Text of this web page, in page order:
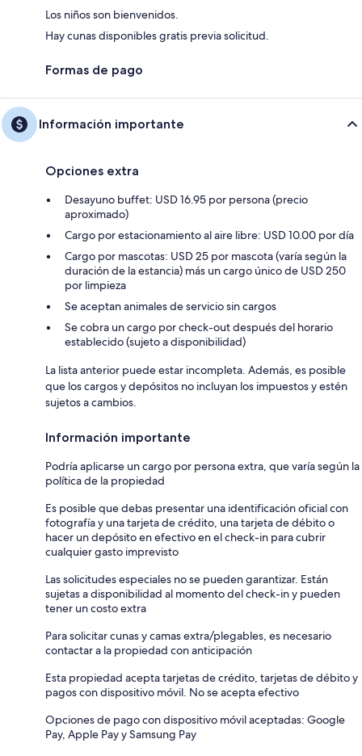
Los niños son bienvenidos.
Hay cunas disponibles gratis previa solicitud.
Formas de pago
Información importante
Opciones extra
Desayuno buffet: USD 16.95 por persona (precio
aproximado)
Cargo por estacionamiento al aire libre: USD 10.00 por día
Cargo por mascotas: USD 25 por mascota (varía según la
duración de la estancia) más un cargo único de USD 250
por limpieza
Se aceptan animales de servicio sin cargos
Se cobra un cargo por check-out después del horario
establecido (sujeto a disponibilidad)
La lista anterior puede estar incompleta. Además, es posible
que los cargos y depósitos no incluyan los impuestos y estén
sujetos a cambios.
Información importante
Podría aplicarse un cargo por persona extra, que varía según la
política de la propiedad
Es posible que debas presentar una identificación oficial con
fotografía y una tarjeta de crédito, una tarjeta de débito o
hacer un depósito en efectivo en el check-in para cubrir
cualquier gasto imprevisto
Las solicitudes especiales no se pueden garantizar. Están
sujetas a disponibilidad al momento del check-in y pueden
tener un costo extra
Para solicitar cunas y camas extra/plegables, es necesario
contactar a la propiedad con anticipación
Esta propiedad acepta tarjetas de crédito, tarjetas de débito y
pagos con dispositivo móvil. No se acepta efectivo
Opciones de pago con dispositivo móvil aceptadas: Google
Pay, Apple Pay y Samsung Pay